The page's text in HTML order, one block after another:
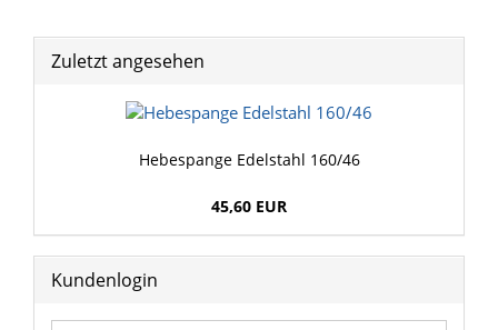
Zuletzt angesehen
Hebespange Edelstahl 160/46
45,60 EUR
Kundenlogin